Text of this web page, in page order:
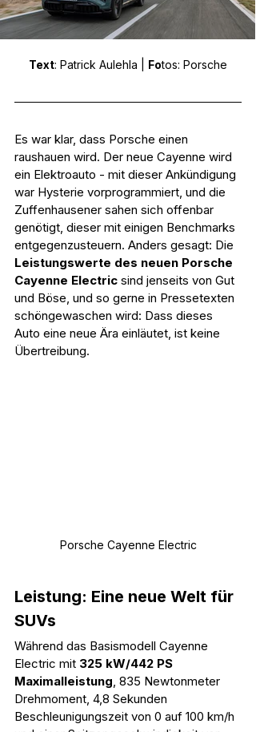
Text: Patrick Aulehla | Fotos: Porsche
Es war klar, dass Porsche einen
raushauen wird. Der neue Cayenne wird
ein Elektroauto - mit dieser Ankündigung
war Hysterie vorprogrammiert, und die
Zuffenhausener sahen sich offenbar
genötigt, dieser mit einigen Benchmarks
entgegenzusteuern. Anders gesagt: Die
Leistungswerte des neuen Porsche
Cayenne Electric sind jenseits von Gut
und Böse, und so gerne in Pressetexten
schöngewaschen wird: Dass dieses
Auto eine neue Ära einläutet, ist keine
Übertreibung.
Porsche Cayenne Electric
Leistung: Eine neue Welt für
SUVs
Während das Basismodell Cayenne
Electric mit 325 kW/442 PS
Maximalleistung , 835 Newtonmeter
Drehmoment, 4,8 Sekunden
Beschleunigungszeit von 0 auf 100 km/h